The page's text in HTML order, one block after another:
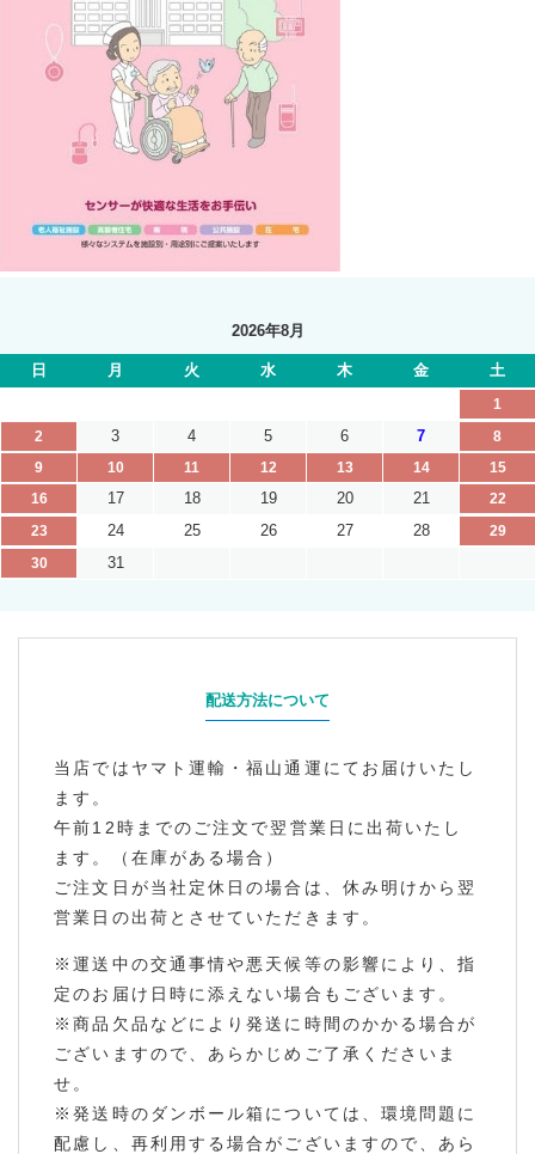
2026年8月
日 月 火 水 木 金 土
1
2
3 4 5 6 7
8
9
10 11 12 13 14
15
16
17 18 19 20 21
22
23
24 25 26 27 28
29
30
31
配送方法について
当店ではヤマト運輸・福山通運にてお届けいたし
ます。
午前12時までのご注文で翌営業日に出荷いたし
ます。（在庫がある場合）
ご注文日が当社定休日の場合は、休み明けから翌
営業日の出荷とさせていただきます。
※運送中の交通事情や悪天候等の影響により、指
定のお届け日時に添えない場合もございます。
※商品欠品などにより発送に時間のかかる場合が
ございますので、あらかじめご了承くださいま
せ。
※発送時のダンボール箱については、環境問題に
配慮し、再利用する場合がございますので、あら